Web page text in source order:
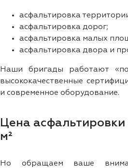
асфальтировка
асфальтировка дорог;
асфальтировка малых
асфальтировка двора и
Наши бригады работают
высококачественные
и современное оборудование.
Цена
м²
Но обращаем ваше